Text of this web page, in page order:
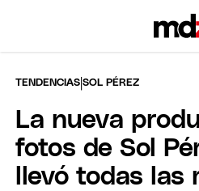
TENDENCIAS |SOL PÉREZ
La nueva
fotos de Sol
llevó todas las